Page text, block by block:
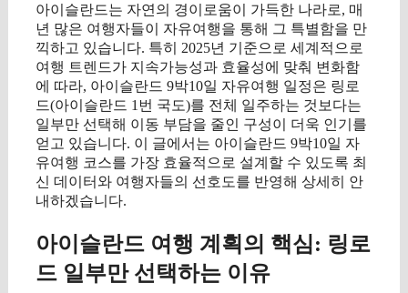
아이슬란드는 자연의 경이로움이 가득한 나라로, 매
년 많은 여행자들이 자유여행을 통해 그 특별함을 만
끽하고 있습니다. 특히 2025년 기준으로 세계적으로
여행 트렌드가 지속가능성과 효율성에 맞춰 변화함
에 따라, 아이슬란드 9박10일 자유여행 일정은 링로
드(아이슬란드 1번 국도)를 전체 일주하는 것보다는
일부만 선택해 이동 부담을 줄인 구성이 더욱 인기를
얻고 있습니다. 이 글에서는 아이슬란드 9박10일 자
유여행 코스를 가장 효율적으로 설계할 수 있도록 최
신 데이터와 여행자들의 선호도를 반영해 상세히 안
내하겠습니다.
아이슬란드 여행 계획의 핵심: 링로
드 일부만 선택하는 이유